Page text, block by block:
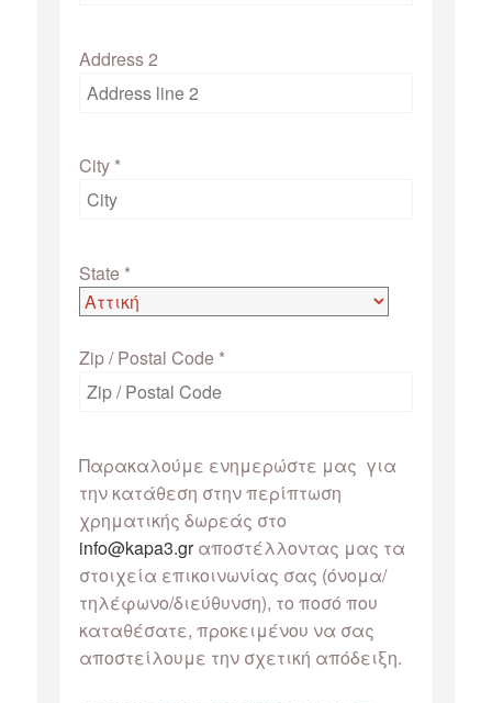
Address 2
City *
State *
Zip / Postal Code *
Παρακαλούμε ενημερώστε μας για
την κατάθεση στην περίπτωση
χρηματικής δωρεάς στο
info@kapa3.grαποστέλλοντας μας τα
στοιχεία επικοινωνίας σας (όνομα/
τηλέφωνο/διεύθυνση), το ποσό που
καταθέσατε, προκειμένου να σας
αποστείλουμε την σχετική απόδειξη.